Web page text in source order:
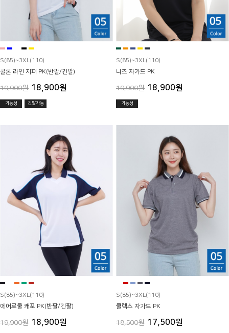
S(85)~3XL(110)
쿨론 라인 지퍼 PK(반팔/긴팔)
19,900원 18,900원
기능성 긴팔가능
S(85)~3XL(110)
니즈 자가드 PK
19,900원 18,900원
기능성
S(85)~3XL(110)
에어로쿨 캐포 PK(반팔/긴팔)
19,900원 18,900원
S(85)~3XL(110)
쿨렉스 자가드 PK
18,500원 17,500원